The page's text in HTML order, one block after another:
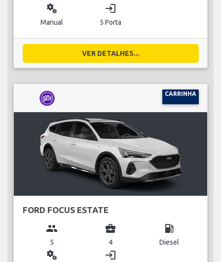
miscellaneous_services
Manual
login
5 Porta
VER DETALHES...
CARRINHA
FORD FOCUS ESTATE
group
5
business_center
4
local_gas_station
Diesel
miscellaneous_services login